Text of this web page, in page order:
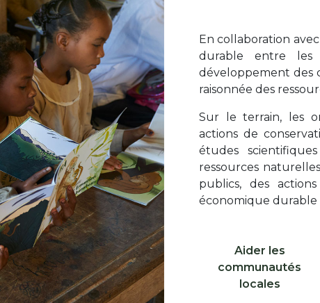
Texte
En collaboration
durable entre les
développement des
raisonnée des
Sur le terrain, les
actions de
études
ressources
publics, des
économique durable
Icone 1
Libellé ico 1
Aider les
communautés
locales